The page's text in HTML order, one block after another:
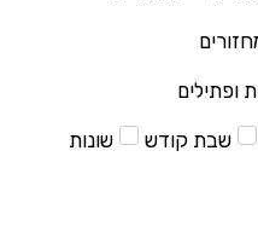
ופתילים
שבת קודש שונות